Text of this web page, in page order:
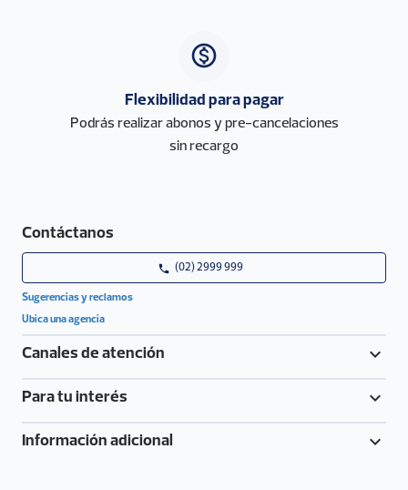
monetization_on
Flexibilidad para pagar
Podrás realizar abonos y pre-cancelaciones
sin recargo
Contáctanos
phone (02) 2999 999
Sugerencias y reclamos
Ubica una agencia
Canales de atención keyboard_arrow_down
Para tu interés keyboard_arrow_down
Información adicional keyboard_arrow_down